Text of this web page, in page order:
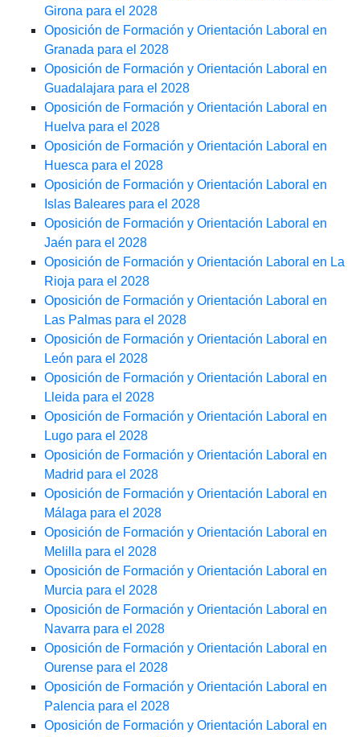
Girona para el 2028
Oposición de Formación y Orientación Laboral en
Granada para el 2028
Oposición de Formación y Orientación Laboral en
Guadalajara para el 2028
Oposición de Formación y Orientación Laboral en
Huelva para el 2028
Oposición de Formación y Orientación Laboral en
Huesca para el 2028
Oposición de Formación y Orientación Laboral en
Islas Baleares para el 2028
Oposición de Formación y Orientación Laboral en
Jaén para el 2028
Oposición de Formación y Orientación Laboral en La
Rioja para el 2028
Oposición de Formación y Orientación Laboral en
Las Palmas para el 2028
Oposición de Formación y Orientación Laboral en
León para el 2028
Oposición de Formación y Orientación Laboral en
Lleida para el 2028
Oposición de Formación y Orientación Laboral en
Lugo para el 2028
Oposición de Formación y Orientación Laboral en
Madrid para el 2028
Oposición de Formación y Orientación Laboral en
Málaga para el 2028
Oposición de Formación y Orientación Laboral en
Melilla para el 2028
Oposición de Formación y Orientación Laboral en
Murcia para el 2028
Oposición de Formación y Orientación Laboral en
Navarra para el 2028
Oposición de Formación y Orientación Laboral en
Ourense para el 2028
Oposición de Formación y Orientación Laboral en
Palencia para el 2028
Oposición de Formación y Orientación Laboral en